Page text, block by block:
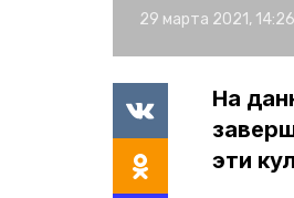
29 марта 2021, 14:26
На
эти